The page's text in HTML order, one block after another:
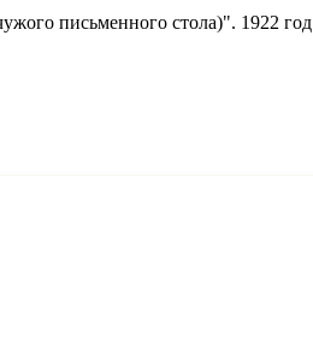
письменного стола)". 1922 год